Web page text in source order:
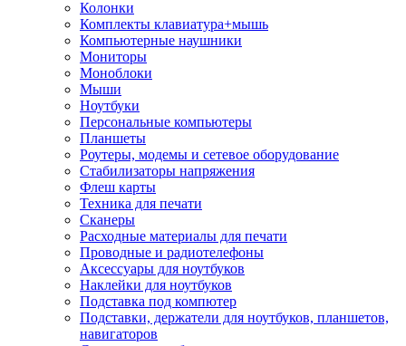
Колонки
Комплекты клавиатура+мышь
Компьютерные наушники
Мониторы
Моноблоки
Мыши
Ноутбуки
Персональные компьютеры
Планшеты
Роутеры, модемы и сетевое оборудование
Стабилизаторы напряжения
Флеш карты
Техника для печати
Сканеры
Расходные материалы для печати
Проводные и радиотелефоны
Аксессуары для ноутбуков
Наклейки для ноутбуков
Подставка под компютер
Подставки, держатели для ноутбуков, планшетов,
навигаторов